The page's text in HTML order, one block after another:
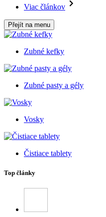
Viac článkov
Přejít na menu
Zubné kefky
Zubné pasty a gély
Vosky
Čistiace tablety
Top články